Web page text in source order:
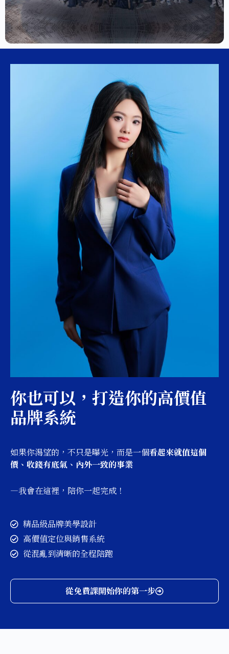
你也可以，打造你的高價值
品牌系統
如果你渴望的，不只是曝光，而是一個看起來就值這個
價、收錢有底氣、內外一致的事業
—我會在這裡，陪你一起完成！
精品級品牌美學設計
高價值定位與銷售系統
從混亂到清晰的全程陪跑
從免費課開始你的第一步